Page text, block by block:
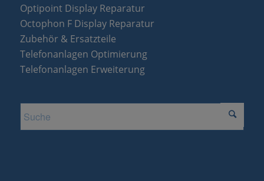
Optipoint Display Reparatur
Octophon F Display Reparatur
Zubehör & Ersatzteile
Telefonanlagen Optimierung
Telefonanlagen Erweiterung